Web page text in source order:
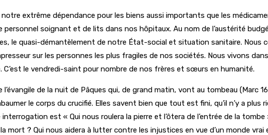
extrême dépendance pour les biens aussi importants que les
soignant et de lits dans nos hôpitaux. Au nom de l’austérité
le quasi-démantèlement de notre État-social et situation sanitaire. Nous
sur les personnes les plus fragiles de nos sociétés. Nous vivons
C’est le vendredi-saint pour nombre de nos frères et sœurs en humanité.
de la nuit de Pâques qui, de grand matin, vont au tombeau (Marc
le corps du crucifié. Elles savent bien que tout est fini, qu’il n’y a
interrogation est « Qui nous roulera la pierre et l’ôtera de l’entrée de la
mort ? Qui nous aidera à lutter contre les injustices en vue d’un monde